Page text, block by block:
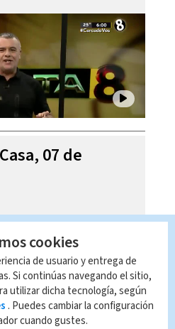
07 de
cookies
de usuario y entrega de
Si continúas navegando el sitio,
utilizar dicha tecnología, según
. Puedes cambiar la configuración
cuando gustes.